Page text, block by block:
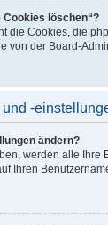
Cookies löschen“?
die Cookies, die
von der Board-
-
ändern?
werden alle Ihre
Ihren